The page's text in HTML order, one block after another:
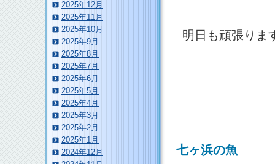
明日も頑張りま
七ヶ浜の魚
2025年12月
2025年11月
2025年10月
2025年9月
2025年8月
2025年7月
2025年6月
2025年5月
2025年4月
2025年3月
2025年2月
2025年1月
2024年12月